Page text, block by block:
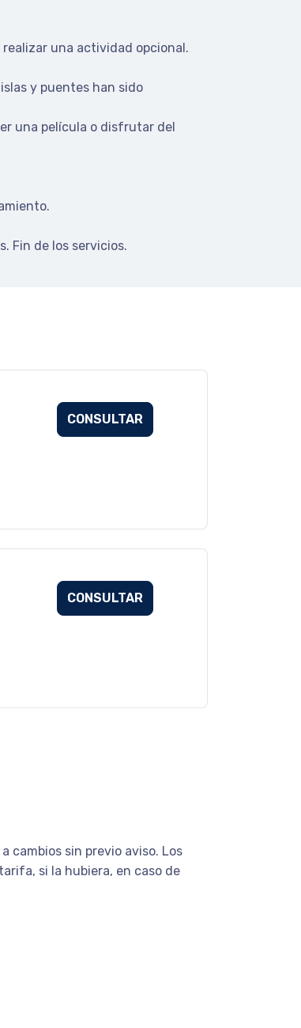
una actividad opcional.
y puentes han sido
una película o disfrutar del
Fin de los servicios.
CONSULTAR
CONSULTAR
cambios sin previo aviso. Los
si la hubiera, en caso de